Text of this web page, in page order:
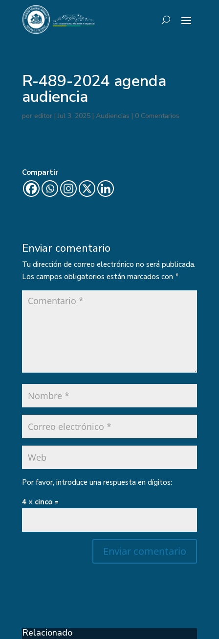
R-489-2024 agenda
audiencia
por editor|Jul 3, 2025| Audiencias | 0 Comentarios
Compartir
Enviar comentario
Tu dirección de correo electrónico no será publicada.
Los campos obligatorios están marcados con *
Por favor, introduce una respuesta en dígitos:
4 × cinco =
Relacionado